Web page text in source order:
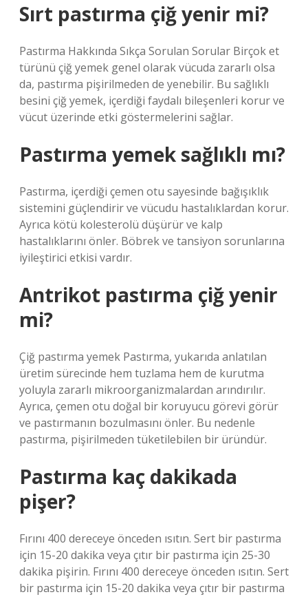
Sırt pastırma çiğ yenir mi?
Pastırma Hakkında Sıkça Sorulan Sorular Birçok et
türünü çiğ yemek genel olarak vücuda zararlı olsa
da, pastırma pişirilmeden de yenebilir. Bu sağlıklı
besini çiğ yemek, içerdiği faydalı bileşenleri korur ve
vücut üzerinde etki göstermelerini sağlar.
Pastırma yemek sağlıklı mı?
Pastırma, içerdiği çemen otu sayesinde bağışıklık
sistemini güçlendirir ve vücudu hastalıklardan korur.
Ayrıca kötü kolesterolü düşürür ve kalp
hastalıklarını önler. Böbrek ve tansiyon sorunlarına
iyileştirici etkisi vardır.
Antrikot pastırma çiğ yenir
mi?
Çiğ pastırma yemek Pastırma, yukarıda anlatılan
üretim sürecinde hem tuzlama hem de kurutma
yoluyla zararlı mikroorganizmalardan arındırılır.
Ayrıca, çemen otu doğal bir koruyucu görevi görür
ve pastırmanın bozulmasını önler. Bu nedenle
pastırma, pişirilmeden tüketilebilen bir üründür.
Pastırma kaç dakikada
pişer?
Fırını 400 dereceye önceden ısıtın. Sert bir pastırma
için 15-20 dakika veya çıtır bir pastırma için 25-30
dakika pişirin. Fırını 400 dereceye önceden ısıtın. Sert
bir pastırma için 15-20 dakika veya çıtır bir pastırma